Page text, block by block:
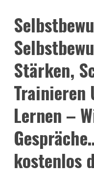
Stärken,
Lernen –
kostenlos